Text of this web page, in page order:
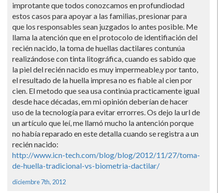
improtante que todos conozcamos en profundiodad
estos casos para apoyar a las familias, presionar para
que los responsables sean juzgados lo antes posible. Me
llama la atención que en el protocolo de identifiación del
recién nacido, la toma de huellas dactilares contunúa
realizándose con tinta litográfica, cuando es sabido que
la piel del recién nacido es muy impermeable,y por tanto,
el resultado de la huella impresa no es fiable al cien por
cien. El metodo que sea usa continúa practicamente igual
desde hace décadas, em mi opinión deberí­an de hacer
uso de la tecnologí­a para evitar errorres. Os dejo la url de
un artí­culo que leí­, me llamó mucho la antención porque
no habí­a reparado en este detalla cuando se registra a un
recién nacido:
http://www.icn-tech.com/blog/blog/2012/11/27/toma-
de-huella-tradicional-vs-biometria-dactilar/
diciembre 7th, 2012